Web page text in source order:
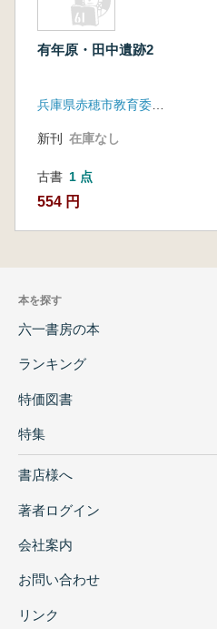
有年原・田中遺跡2
兵庫県赤穂市教育委員会
新刊 在庫なし
古書 1 点
554 円
本を探す
六一書房の本
ランキング
特価図書
特集
書店様へ
著者ログイン
会社案内
お問い合わせ
リンク